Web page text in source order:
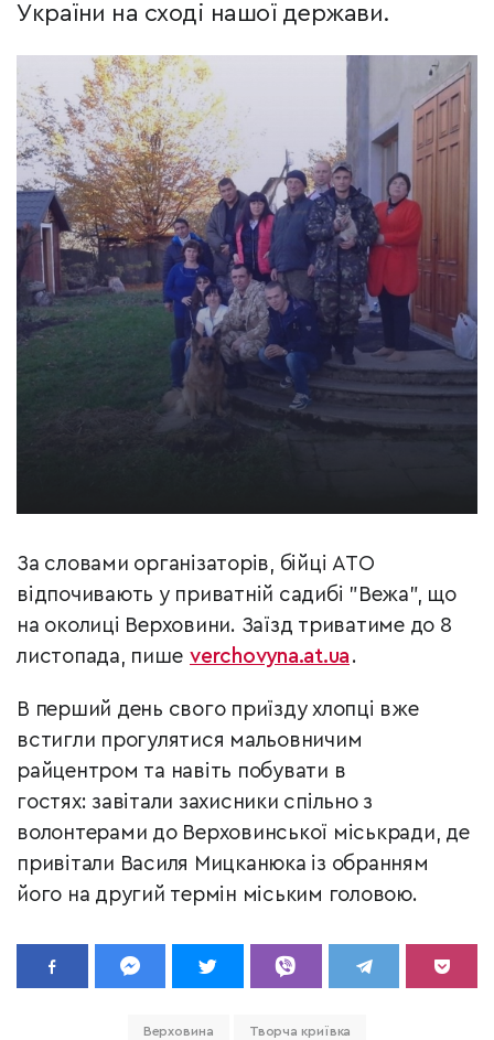
України на сході нашої держави.
За словами організаторів, бійці АТО
відпочивають у приватній садибі "Вежа", що
на околиці Верховини. Заїзд триватиме до 8
листопада, пише verchovyna.at.ua .
В перший день свого приїзду хлопці вже
встигли прогулятися мальовничим
райцентром та навіть побувати в
гостях: завітали захисники спільно з
волонтерами до Верховинської міськради, де
привітали Василя Мицканюка із обранням
його на другий термін міським головою.
Верховина Творча криївка